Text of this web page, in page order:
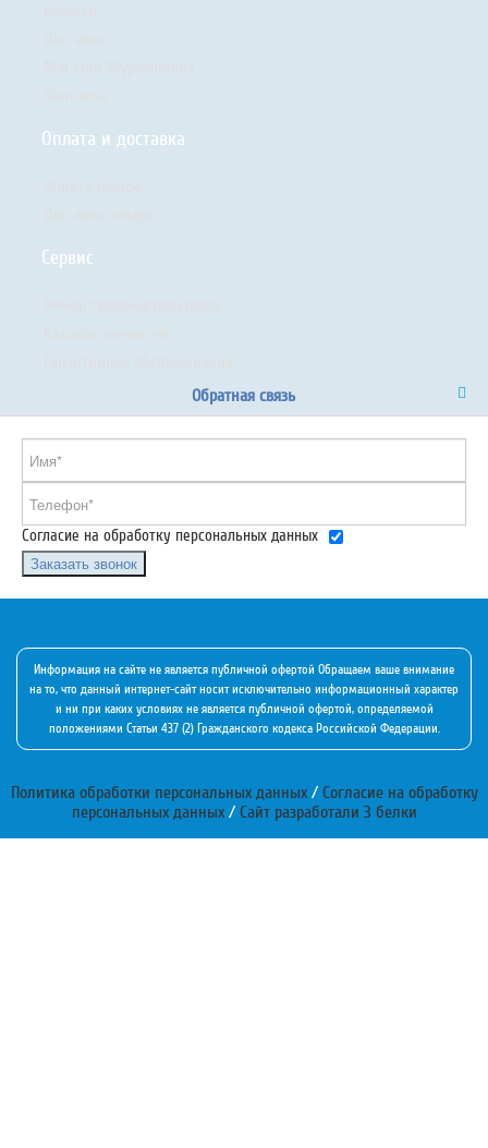
Оплата и доставка
Сервис
Обратная связь
Согласие на обработку персональных данных
Заказать звонок
Информация на сайте не является публичной офертой Обращаем ваше внимание
на то, что данный интернет-сайт носит исключительно информационный характер
и ни при каких условиях не является публичной офертой, определяемой
положениями Статьи 437 (2) Гражданского кодекса Российской Федерации.
Политика обработки персональных данных/ Согласие на обработку
персональных данных/ Сайт разработали 3 белки